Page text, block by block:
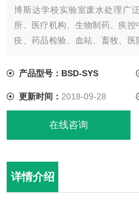
博斯达学校实验室废水处理广
所、医疗机构、生物制药、疾
疫、药品检验、血站、畜牧、医
【GB8978-1996】中的一级、
再利用。
产品型号：BSD-SYS
更新时间： 2018-09-28
在线咨询
详情介绍